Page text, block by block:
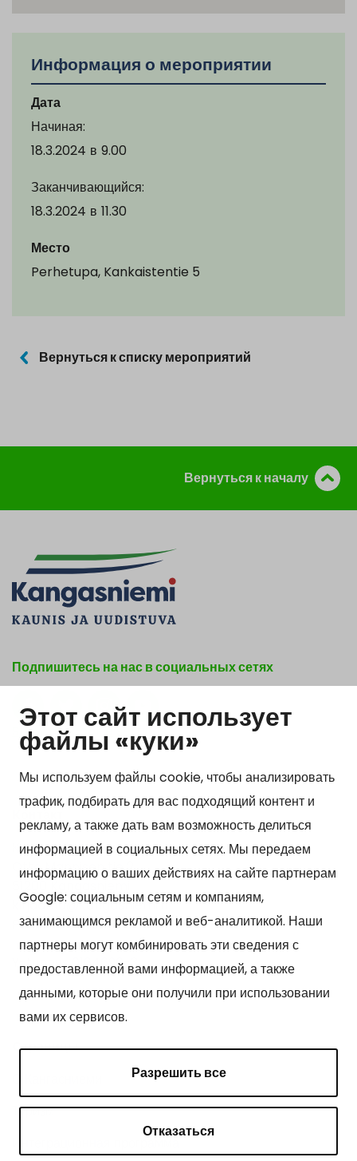
Этот сайт использует
файлы «куки»
Мы используем файлы cookie, чтобы анализировать
трафик, подбирать для вас подходящий контент и
рекламу, а также дать вам возможность делиться
информацией в социальных сетях. Мы передаем
информацию о ваших действиях на сайте партнерам
Google: социальным сетям и компаниям,
занимающимся рекламой и веб-аналитикой. Наши
партнеры могут комбинировать эти сведения с
предоставленной вами информацией, а также
данными, которые они получили при использовании
вами их сервисов.
Разрешить все
Отказаться
Информация о мероприятии
Дата
Начиная:
18.3.2024 в 9.00
Заканчивающийся:
18.3.2024 в 11.30
Место
Perhetupa, Kankaistentie 5
Вернуться к списку мероприятий
Вернуться к началу
Подпишитесь на нас в социальных сетях
Show my cookie settings
Kangasniemen kunta
Otto Mannisen tie 2
51200 Kangasniemi
kirjaamo@kangasniemi.fi
Puh. 040 719 9370
Y-tunnus 0164690-3
Cтраницы
Туризм